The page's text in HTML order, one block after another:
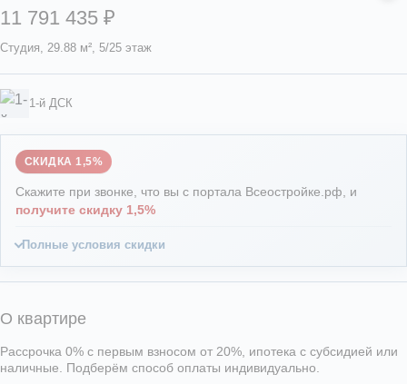
11 791 435 ₽
Студия, 29.88 м², 5/25 этаж
1-й ДСК
СКИДКА 1,5%
Скажите при звонке, что вы с портала Всеостройке.рф, и
получите скидку 1,5%
Полные условия скидки
О квартире
Рассрочка 0% с первым взносом от 20%, ипотека с субсидией или
наличные. Подберём способ оплаты индивидуально.